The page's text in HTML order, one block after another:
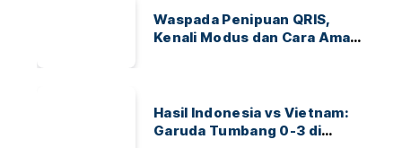
Waspada Penipuan QRIS,
Kenali Modus dan Cara Aman
Hasil Indonesia vs Vietnam:
Garuda Tumbang 0-3 di